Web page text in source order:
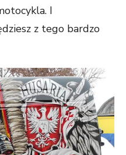
I
z tego bardzo